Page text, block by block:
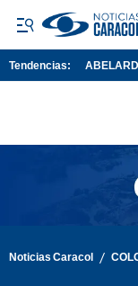
Tendencias:
Noticias Caracol /